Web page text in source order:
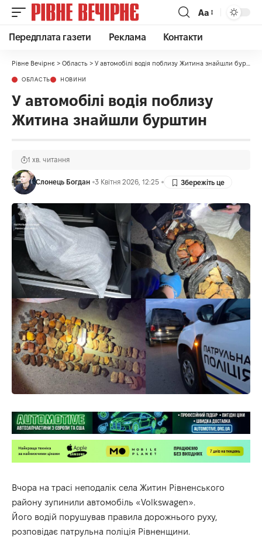
Аа
Передплата газети Реклама Контакти
Рівне Вечірнє > Область > У автомобілі водія поблизу Житина знайшли бурштин
ОБЛАСТЬ НОВИНИ
У автомобілі водія поблизу
Житина знайшли бурштин
Слонець Богдан 3 Квітня 2026, 12:25
1 хв. читання
Вчора на трасі неподалік села Житин Рівненського
району зупинили автомобіль «Volkswagen».
Його водій порушував правила дорожнього руху,
розповідає патрульна поліція Рівненщини.